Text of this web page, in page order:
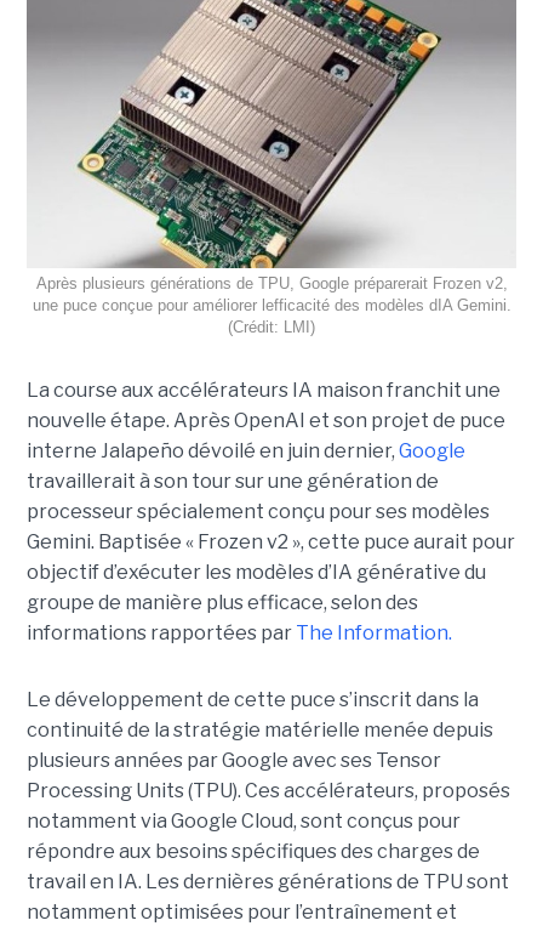
Après plusieurs générations de TPU, Google préparerait Frozen v2,
une puce conçue pour améliorer lefficacité des modèles dIA Gemini.
(Crédit: LMI)
La course aux accélérateurs IA maison franchit une
nouvelle étape. Après OpenAI et son projet de puce
interne Jalapeño dévoilé en juin dernier, Google
travaillerait à son tour sur une génération de
processeur spécialement conçu pour ses modèles
Gemini. Baptisée « Frozen v2 », cette puce aurait pour
objectif d’exécuter les modèles d’IA générative du
groupe de manière plus efficace, selon des
informations rapportées par The Information.
Le développement de cette puce s’inscrit dans la
continuité de la stratégie matérielle menée depuis
plusieurs années par Google avec ses Tensor
Processing Units (TPU). Ces accélérateurs, proposés
notamment via Google Cloud, sont conçus pour
répondre aux besoins spécifiques des charges de
travail en IA. Les dernières générations de TPU sont
notamment optimisées pour l’entraînement et